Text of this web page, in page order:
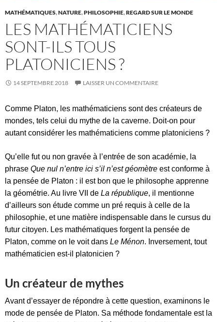
MATHÉMATIQUES,NATURE,PHILOSOPHIE,REGARD SUR LE MONDE
LES MATHÉMATICIENS
SONT-ILS TOUS
PLATONICIENS ?
14 SEPTEMBRE 2018 LAISSER UN COMMENTAIRE
Comme Platon, les mathématiciens sont des créateurs de
mondes, tels celui du mythe de la caverne. Doit-on pour
autant considérer les mathématiciens comme platoniciens ?
Qu’elle fut ou non gravée à l’entrée de son académie, la
phrase Que nul n’entre ici s’il n’est géomètre est conforme à
la pensée de Platon : il est bon que le philosophe apprenne
la géométrie. Au livre VII de La république, il mentionne
d’ailleurs son étude comme un pré requis à celle de la
philosophie, et une matière indispensable dans le cursus du
futur citoyen. Les mathématiques forgent la pensée de
Platon, comme on le voit dans Le Ménon. Inversement, tout
mathématicien est-il platonicien ?
Un créateur de mythes
Avant d’essayer de répondre à cette question, examinons le
mode de pensée de Platon. Sa méthode fondamentale est la